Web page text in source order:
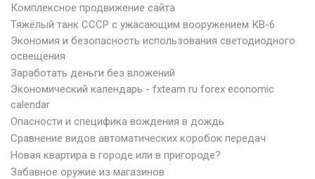
Комплексное продвижение сайта
Тяжёлый танк СССР с ужасающим вооружением КВ-6
Экономия и безопасность использования светодиодного
освещения
Заработать деньги без вложений
Экономический календарь - fxteam ru forex economic
calendar
Опасности и специфика вождения в дождь
Сравнение видов автоматических коробок передач
Новая квартира в городе или в пригороде?
Забавное оружие из магазинов